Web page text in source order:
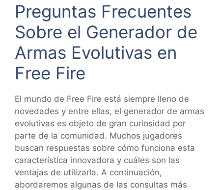
Preguntas Frecuentes
Sobre el Generador de
Armas Evolutivas en
Free Fire
El mundo de Free Fire está siempre lleno de
novedades y entre ellas, el generador de armas
evolutivas es objeto de gran curiosidad por
parte de la comunidad. Muchos jugadores
buscan respuestas sobre cómo funciona esta
característica innovadora y cuáles son las
ventajas de utilizarla. A continuación,
abordaremos algunas de las consultas más